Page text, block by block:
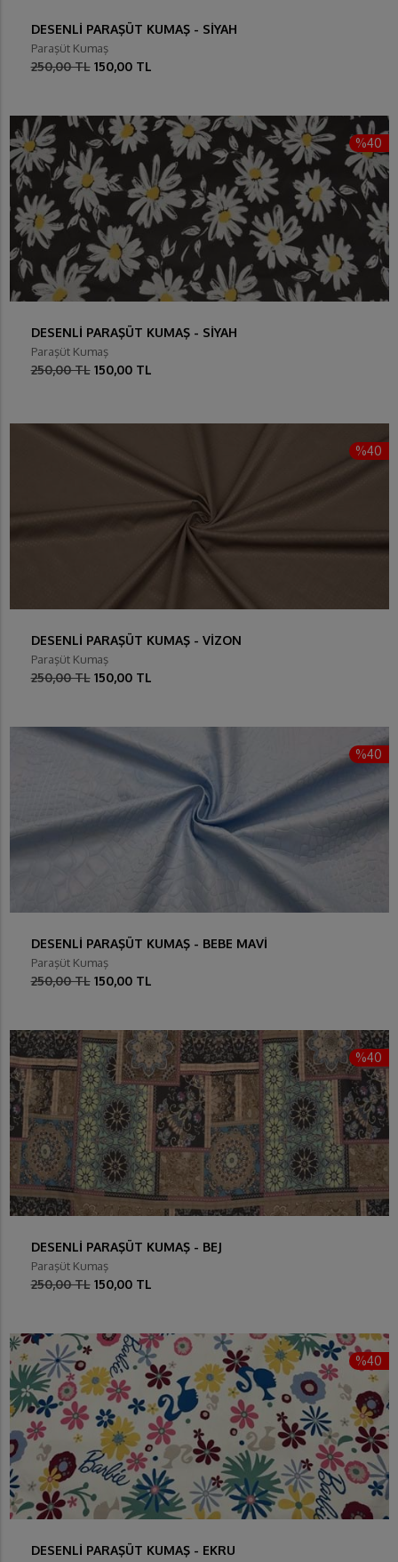
DESENLİ PARAŞÜT KUMAŞ - SİYAH
Paraşüt Kumaş
250,00 TL 150,00 TL
%40
DESENLİ PARAŞÜT KUMAŞ - SİYAH
Paraşüt Kumaş
250,00 TL 150,00 TL
%40
DESENLİ PARAŞÜT KUMAŞ - VİZON
Paraşüt Kumaş
250,00 TL 150,00 TL
%40
DESENLİ PARAŞÜT KUMAŞ - BEBE MAVİ
Paraşüt Kumaş
250,00 TL 150,00 TL
%40
DESENLİ PARAŞÜT KUMAŞ - BEJ
Paraşüt Kumaş
250,00 TL 150,00 TL
%40
DESENLİ PARAŞÜT KUMAŞ - EKRU